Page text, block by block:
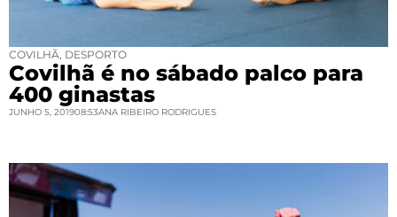
COVILHÃ DESPORTO
Covilhã é no sábado palco para
400 ginastas
JUNHO 5, 201908:53ANA RIBEIRO RODRIGUES